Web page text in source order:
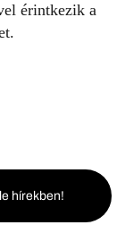
érintkezik a
hírekben!